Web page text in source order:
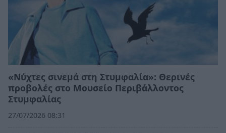
«Νύχτες σινεμά στη Στυμφαλία»: Θερινές
προβολές στο Μουσείο Περιβάλλοντος
Στυμφαλίας
27/07/2026 08:31